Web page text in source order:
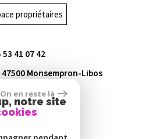
propriétaires
53 41 07 42
47500 Monsempron-Libos
immo.com
On en reste là
notre site